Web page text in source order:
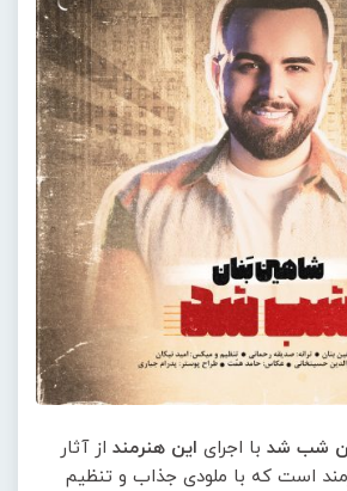
شب شد با اجرای این هنرمند از آثار
است که با ملودی جذاب و تنظیم